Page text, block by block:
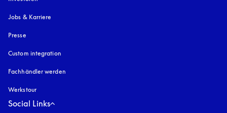
Jobs & Karriere
Presse
Custom integration
Fachhändler werden
Werkstour
Social Links